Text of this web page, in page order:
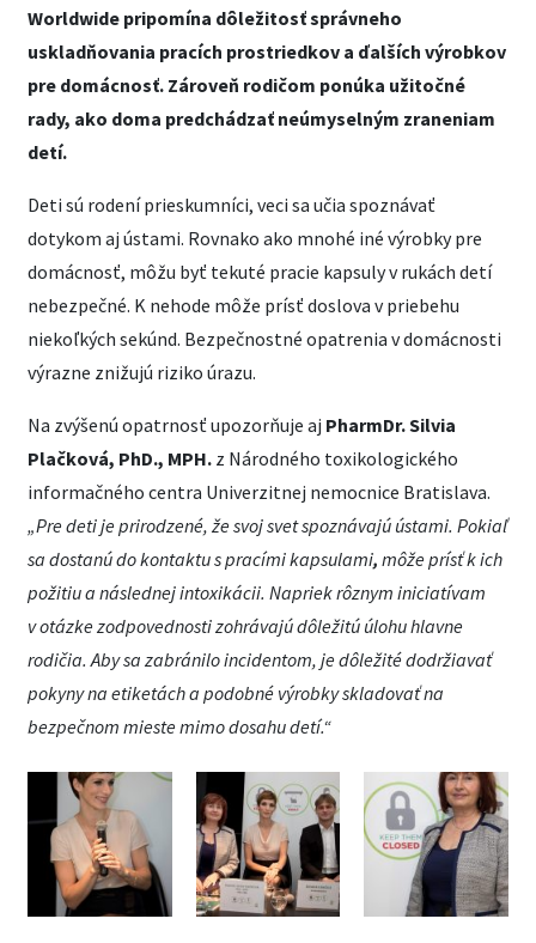
Worldwide pripomína dôležitosť správneho
uskladňovania pracích prostriedkov a ďalších výrobkov
pre domácnosť. Zároveň rodičom ponúka užitočné
rady, ako doma predchádzať neúmyselným zraneniam
detí.
Deti sú rodení prieskumníci, veci sa učia spoznávať
dotykom aj ústami. Rovnako ako mnohé iné výrobky pre
domácnosť, môžu byť tekuté pracie kapsuly v rukách detí
nebezpečné. K nehode môže prísť doslova v priebehu
niekoľkých sekúnd. Bezpečnostné opatrenia v domácnosti
výrazne znižujú riziko úrazu.
Na zvýšenú opatrnosť upozorňuje aj PharmDr. Silvia
Plačková, PhD., MPH. z Národného toxikologického
informačného centra Univerzitnej nemocnice Bratislava.
„Pre deti je prirodzené, že svoj svet spoznávajú ústami. Pokiaľ
sa dostanú do kontaktu s pracími kapsulami, môže prísť k ich
požitiu a následnej intoxikácii. Napriek rôznym iniciatívam
v otázke zodpovednosti zohrávajú dôležitú úlohu hlavne
rodičia. Aby sa zabránilo incidentom, je dôležité dodržiavať
pokyny na etiketách a podobné výrobky skladovať na
bezpečnom mieste mimo dosahu detí.“